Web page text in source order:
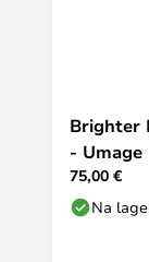
Brighter
- Umage
75,00 €
Na